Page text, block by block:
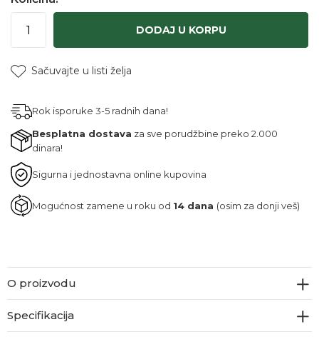
DODAJ U KORPU
Sačuvajte u listi želja
Rok isporuke 3-5 radnih dana!
Besplatna dostava za sve porudžbine preko 2.000
dinara!
Sigurna i jednostavna online kupovina
Mogućnost zamene u roku od 14 dana (osim za donji veš)
O proizvodu
Specifikacija